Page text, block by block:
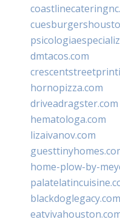
dmtacos.com
hornopizza.com
driveadragster.com
hematologa.com
lizaivanov.com
home-plow-by-
blackdoglegacy.com